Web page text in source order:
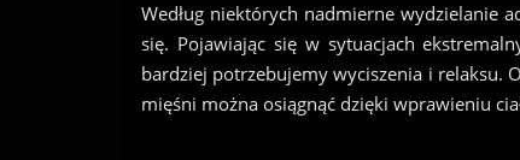
Według niektórych nadmierne wydzielanie
się. Pojawiając się w sytuacjach
bardziej potrzebujemy wyciszenia i relaksu.
mięśni można osiągnąć dzięki wprawieniu